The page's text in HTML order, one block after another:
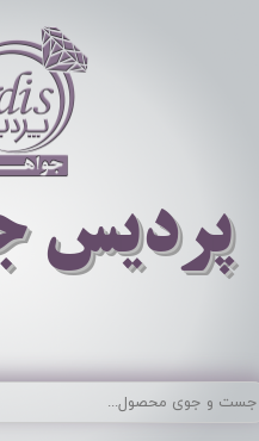
​​​​پردیس